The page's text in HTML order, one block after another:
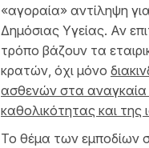
«αγοραία» αντίληψη
Δημόσιας Υγείας. Αν
τρόπο βάζουν τα
κρατών, όχι μόνο
ασθενών στα αναγκαία
καθολικότητας και της
Το θέμα των εμποδίων